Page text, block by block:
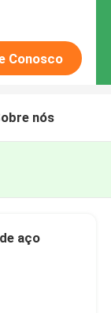
Conosco
nós
aço